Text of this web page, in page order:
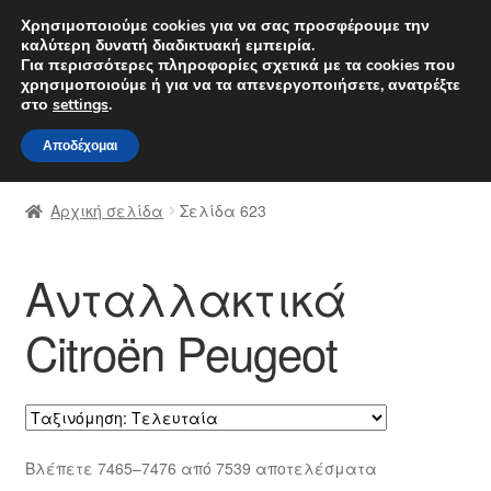
ΑΠΟΣΤΟΛΗ από 7 EUR
Δευτέρα-Παρ. 9 π.μ. - 4 μ.μ.
Απευθείας
μετάβαση
στην
πλοήγηση
Μετάβαση
σε
περιεχόμενο
Αρχική
Διαδικασία Παραπόνων
Επικοινωνία
Καροτσάκι
Μεταφορά
Ο λογαριασμός μου
Αρχική σελίδα Σελίδα 623
Ανταλλακτικά
Citroën Peugeot
Βλέπετε 7465–7476 από 7539 αποτελέσματαSorted
Χρησιμοποιούμε cookies για να σας προσφέρουμε την
καλύτερη δυνατή διαδικτυακή εμπειρία.
Για περισσότερες πληροφορίες σχετικά με τα cookies που
χρησιμοποιούμε ή για να τα απενεργοποιήσετε, ανατρέξτε
στο settings.
Αποδέχομαι